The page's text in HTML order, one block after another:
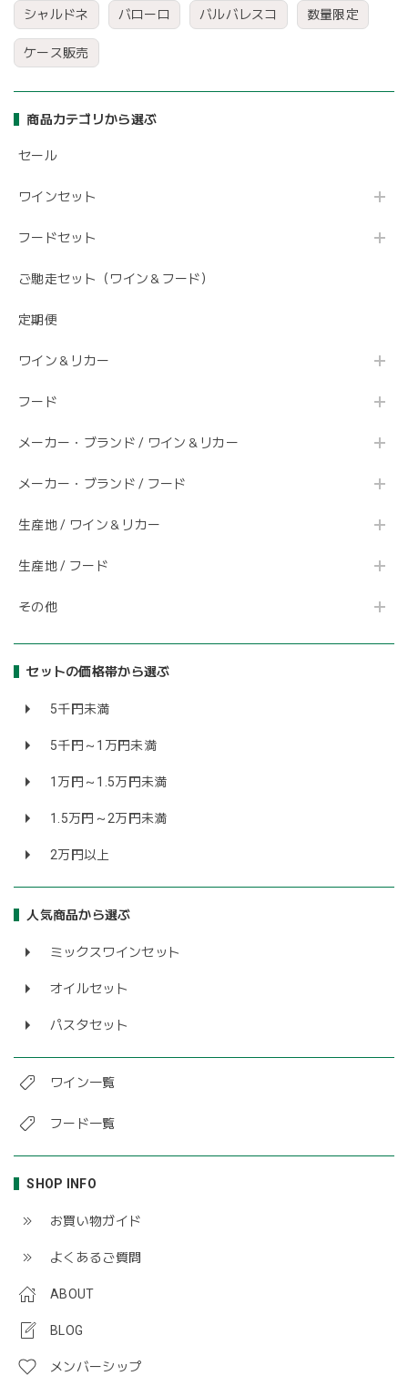
シャルドネ バローロ バルバレスコ 数量限定
ケース販売
商品カテゴリから選ぶ
セール
ワインセット
フードセット
ご馳走セット（ワイン＆フード）
定期便
ワイン＆リカー
フード
メーカー・ブランド / ワイン＆リカー
メーカー・ブランド / フード
生産地 / ワイン＆リカー
生産地 / フード
その他
セットの価格帯から選ぶ
5千円未満
5千円～1万円未満
1万円～1.5万円未満
1.5万円～2万円未満
2万円以上
人気商品から選ぶ
ミックスワインセット
オイルセット
パスタセット
ワイン一覧
フード一覧
SHOP INFO
お買い物ガイド
よくあるご質問
ABOUT
BLOG
メンバーシップ